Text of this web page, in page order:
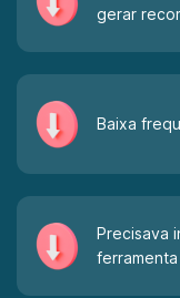
gerar
Baixa
Precisava